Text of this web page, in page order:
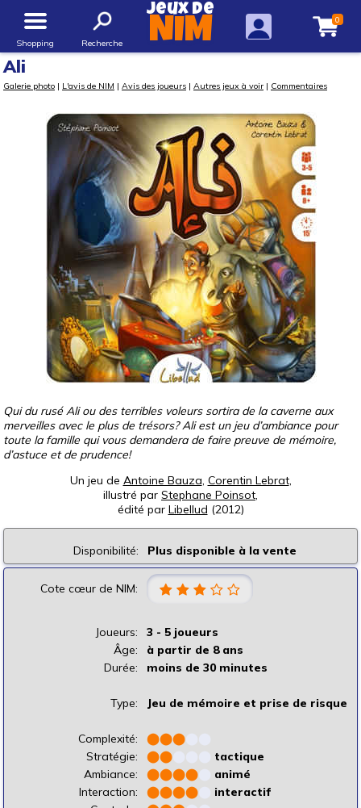
Shopping Recherche
Jeux de
NIM 0
Ali
Galerie photo | L'avis de NIM | Avis des joueurs | Autres jeux à voir | Commentaires
Qui du rusé Ali ou des terribles voleurs sortira de la caverne aux
merveilles avec le plus de trésors? Ali est un jeu d’ambiance pour
toute la famille qui vous demandera de faire preuve de mémoire,
d’astuce et de prudence!
Un jeu de Antoine Bauza, Corentin Lebrat,
illustré par Stephane Poinsot,
édité par Libellud (2012)
Disponibilité: Plus disponible à la vente
Cote cœur de NIM:
Joueurs:
3 - 5 joueurs
Âge:
à partir de 8 ans
Durée:
moins de 30 minutes
Type: Jeu de mémoire et prise de risque
Complexité: ⬤⬤⬤
Stratégie:
⬤⬤
tactique
Ambiance:
⬤⬤⬤⬤
animé
Interaction:
⬤⬤⬤⬤
interactif